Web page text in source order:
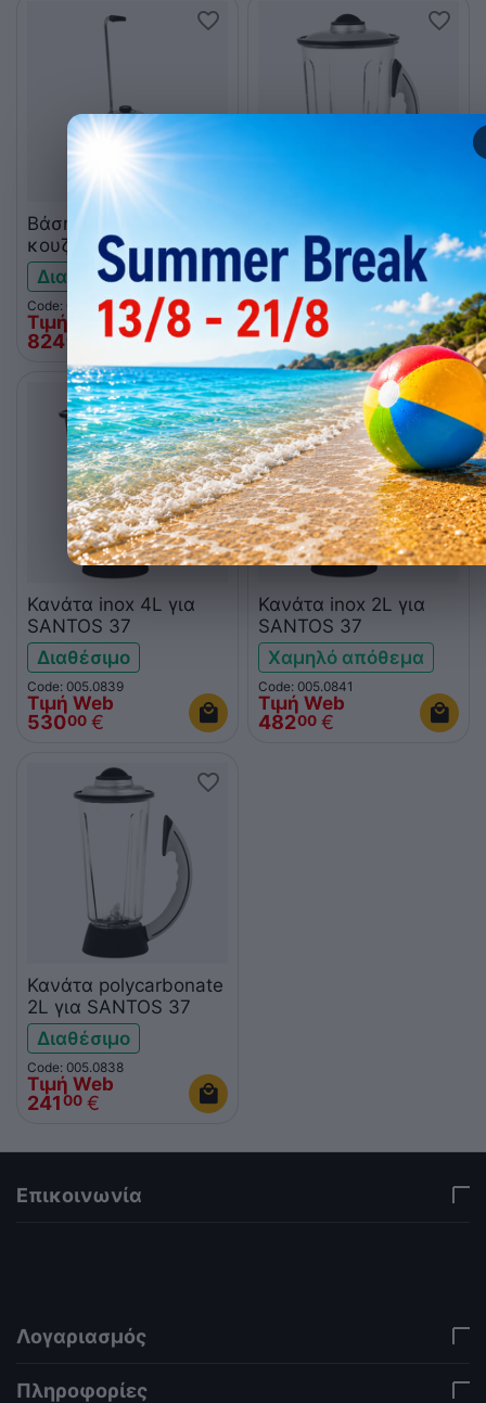
Βάση μπλέντερ
κουζίνας SANTOS 37
Διαθέσιμο
Code: 005.0840
Τιμή Web
824
Κανάτα polycarbonate
4L για SANTOS 37
Χαμηλό απόθεμα
Code: 005.0865
Τιμή Web
25100 €
Κανάτα inox 4L για
SANTOS 37
Διαθέσιμο
Code: 005.0839
Τιμή Web
53000 €
Κανάτα inox 2L για
SANTOS 37
Χαμηλό απόθεμα
Code: 005.0841
Τιμή Web
48200 €
Κανάτα polycarbonate
2L για SANTOS 37
Διαθέσιμο
Code: 005.0838
Τιμή Web
24100 €
Επικοινωνία
Λογαριασμός
Πληροφορίες